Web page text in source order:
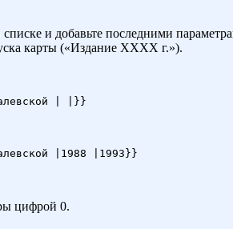
и добавьте последними
карты («Издание ХХХХ г.»).
цифрой 0.